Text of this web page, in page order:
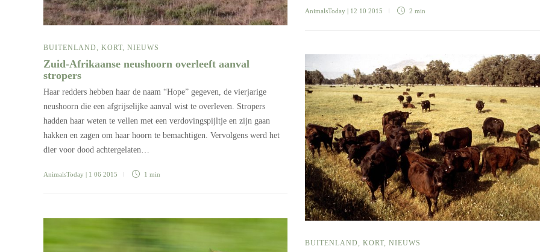
AnimalsToday | 12 10 2015 2 min
BUITENLAND KORT NIEUWS
Zuid-Afrikaanse neushoorn overleeft aanval
stropers
Haar redders hebben haar de naam “Hope” gegeven, de vierjarige
neushoorn die een afgrijselijke aanval wist te overleven. Stropers
hadden haar weten te vellen met een verdovingspijltje en zijn gaan
hakken en zagen om haar hoorn te bemachtigen. Vervolgens werd het
dier voor dood achtergelaten…
AnimalsToday | 1 06 2015 1 min
BUITENLAND, KORT, NIEUWS